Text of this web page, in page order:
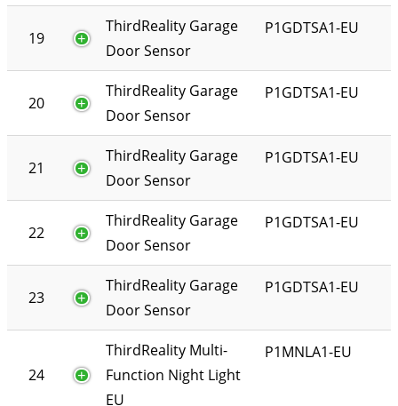
19
ThirdReality Garage
Door Sensor
P1GDTSA1-EU
20
ThirdReality Garage
Door Sensor
P1GDTSA1-EU
21
ThirdReality Garage
Door Sensor
P1GDTSA1-EU
22
ThirdReality Garage
Door Sensor
P1GDTSA1-EU
23
ThirdReality Garage
Door Sensor
P1GDTSA1-EU
24
ThirdReality Multi-
Function Night Light
EU
P1MNLA1-EU